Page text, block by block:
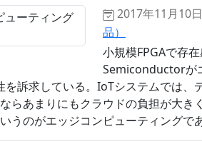
2017年11月10日
品）
小規模FPGAで存
Semiconductorが
を訴求している。IoTシステムでは、
らあまりにもクラウドの負担が大き
うのがエッジコンピューティングで